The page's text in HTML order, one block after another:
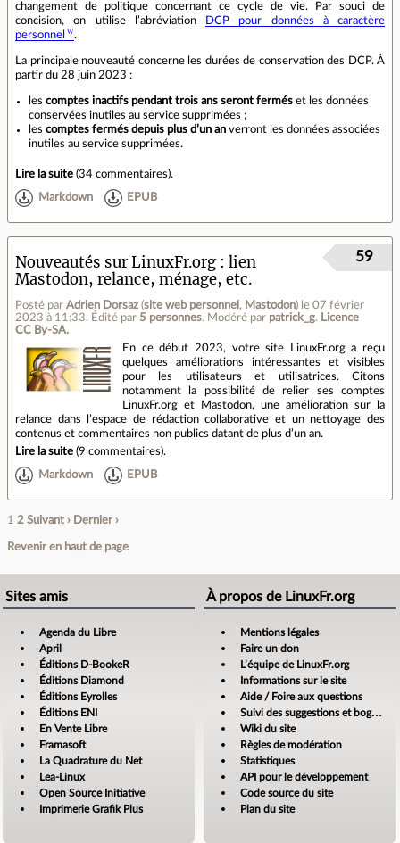
changement de politique concernant ce cycle de vie. Par souci de
concision, on utilise l’abréviation
DCP pour données à caractère
personnel
.
La principale nouveauté concerne les durées de conservation des DCP. À
partir du 28 juin 2023 :
les comptes inactifs pendant trois ans seront fermés et les données
conservées inutiles au service supprimées ;
les comptes fermés depuis plus d’un an verront les données associées
inutiles au service supprimées.
Lire la suite (34 commentaires).
Markdown EPUB
Nouveautés sur LinuxFr.org : lien
Mastodon, relance, ménage, etc.
Posté par Adrien Dorsaz (site web personnel , Mastodon) le 07 février
2023 à 11:33. Édité par 5 personnes. Modéré par patrick_g. Licence
CC By‑SA.
59
En ce début 2023, votre site LinuxFr.org a reçu
quelques améliorations intéressantes et visibles
pour les utilisateurs et utilisatrices. Citons
notamment la possibilité de relier ses comptes
LinuxFr.org et Mastodon, une amélioration sur la
relance dans l’espace de rédaction collaborative et un nettoyage des
contenus et commentaires non publics datant de plus d’un an.
Lire la suite (9 commentaires).
Markdown EPUB
1 2 Suivant › Dernier ›
Revenir en haut de page
Sites amis
Agenda du Libre
April
Éditions D-BookeR
Éditions Diamond
Éditions Eyrolles
Éditions ENI
En Vente Libre
Framasoft
La Quadrature du Net
Lea-Linux
Open Source Initiative
Imprimerie Grafik Plus
À propos de LinuxFr.org
Mentions légales
Faire un don
L’équipe de LinuxFr.org
Informations sur le site
Aide / Foire aux questions
Suivi des suggestions et bogues
Wiki du site
Règles de modération
Statistiques
API pour le développement
Code source du site
Plan du site